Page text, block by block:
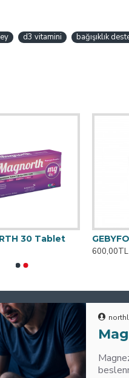
d3 vitamini bağışıklık
30 Tablet
600,00TL